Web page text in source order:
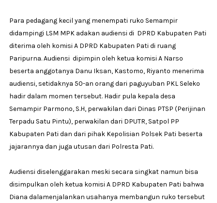
Para pedagang kecil yang menempati ruko Semampir
didampingi LSM MPK adakan audiensi di DPRD Kabupaten Pati
diterima oleh komisi A DPRD Kabupaten Pati di ruang
Paripurna. Audiensi dipimpin oleh ketua komisi A Narso
beserta anggotanya Danu Iksan, Kastomo, Riyanto menerima
audiensi, setidaknya 50-an orang dari paguyuban PKL Seleko
hadir dalam momen tersebut. Hadir pula kepala desa
Semampir Parmono, S.H, perwakilan dari Dinas PTSP (Perijinan
Terpadu Satu Pintu), perwakilan dari DPUTR, Satpol PP
Kabupaten Pati dan dari pihak Kepolisian Polsek Pati beserta
jajarannya dan juga utusan dari Polresta Pati.
Audiensi diselenggarakan meski secara singkat namun bisa
disimpulkan oleh ketua komisi A DPRD Kabupaten Pati bahwa
Diana dalamenjalankan usahanya membangun ruko tersebut